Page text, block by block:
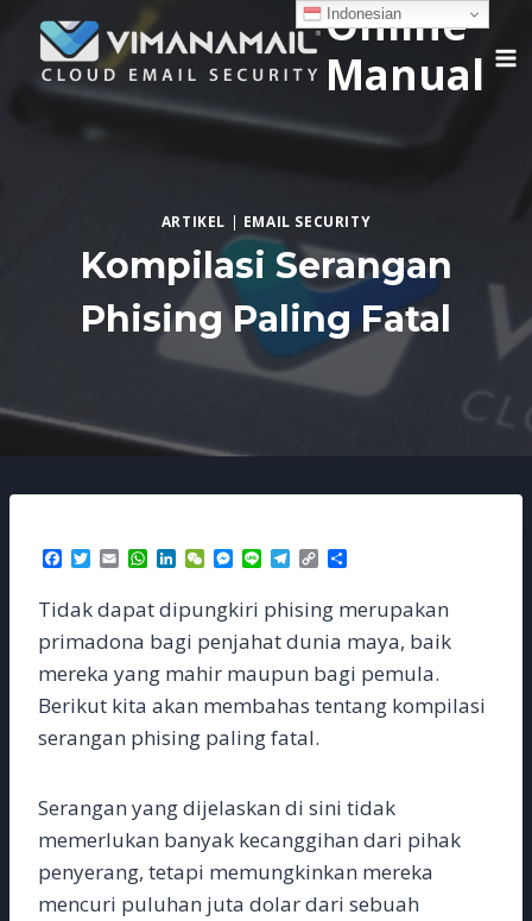
content
Online
Manual
ARTIKEL | EMAIL SECURITY
Kompilasi Serangan
Phising Paling Fatal
c
e
b
o
o
k
T
t
t
e
r
E
i
l
W
a
t
s
A
p
p
L
k
e
d
I
W
h
a
t
M
s
s
e
n
g
r
L
e
T
l
e
g
r
a
C
y
L
i
n
r
e
Tidak dapat dipungkiri phising merupakan
primadona bagi penjahat dunia maya, baik
mereka yang mahir maupun bagi pemula.
Berikut kita akan membahas tentang kompilasi
serangan phising paling fatal.
Serangan yang dijelaskan di sini tidak
memerlukan banyak kecanggihan dari pihak
penyerang, tetapi memungkinkan mereka
mencuri puluhan juta dolar dari sebuah
Indonesian